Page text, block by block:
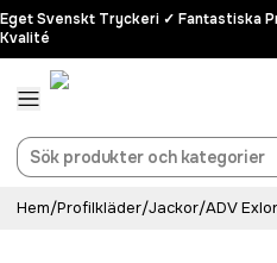
Eget Svenskt Tryckeri ✓ Fantastiska
Kvalité
Hem/Profilkläder/Jackor/ADV